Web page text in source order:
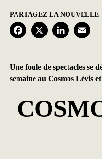
PARTAGEZ LA NOUVELLE
F
c
e
o
X
L
n
k
d
a
i
Une foule de spectacles se
semaine au Cosmos Lévis